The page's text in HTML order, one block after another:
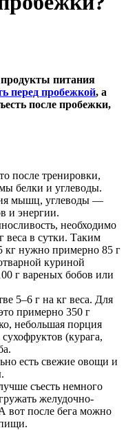
питания
перед пробежкой, а
после пробежки,
после тренировки,
белки и углеводы.
мышц, углеводы —
и энергии.
необходимо
веса в сутки. Таким
кг нужно примерно 85 г
куриной
г вареных бобов или
5–6 г на кг веса. Для
примерно 350 г
небольшая порция
(курага,
есть свежие овощи и
съесть немного
желудочно-
вот после бега можно